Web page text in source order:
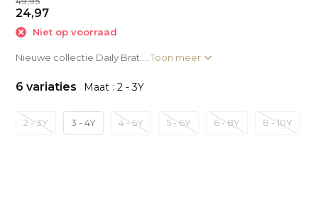
24,97
Niet op voorraad
Nieuwe collectie Daily Brat....Toon meer
6 variaties Maat : 2 - 3Y
2 - 3Y 3 - 4Y 4 - 5Y 5 - 6Y 6 - 8Y 8 - 10Y